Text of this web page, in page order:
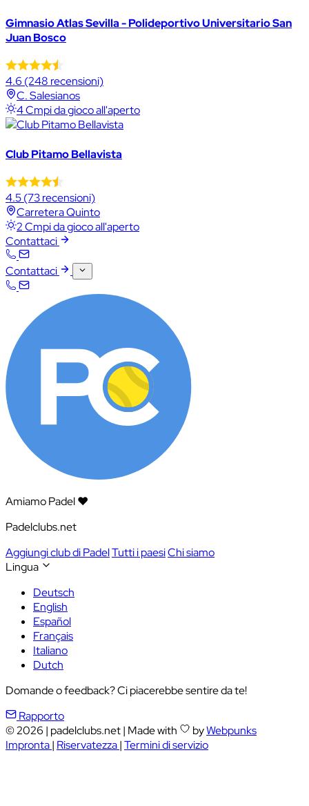
Gimnasio Atlas Sevilla - Polideportivo Universitario San
Juan Bosco
4.6 (248 recensioni)
C. Salesianos
4 Cmpi da gioco all'aperto
Club Pitamo Bellavista
4.5(73 recensioni)
Carretera Quinto
2 Cmpi da gioco all'aperto
Contattaci
Contattaci
Amiamo Padel ❤️
Padelclubs.net
Aggiungi club di PadelTutti i paesiChi siamo
Lingua
Deutsch
English
Español
Français
Italiano
Dutch
Domande o feedback? Ci piacerebbe sentire da te!
Rapporto
© 2026 | padelclubs.net| Made with byWebpunks
Impronta| Riservatezza|Termini di servizio